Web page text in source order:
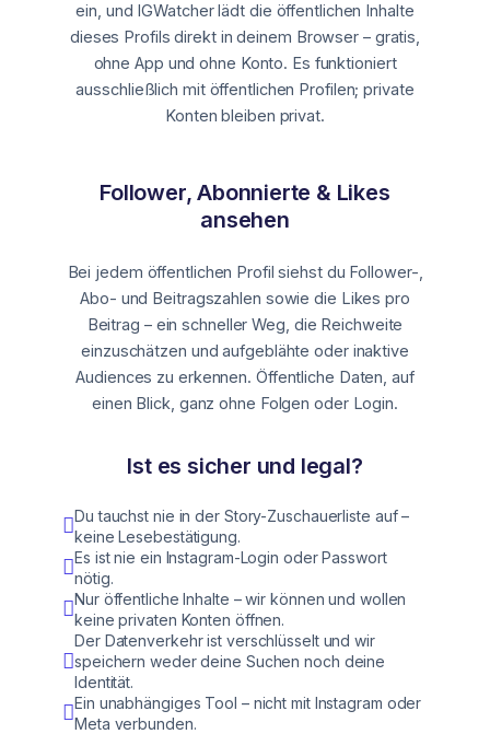
ein, und IGWatcher lädt die öffentlichen Inhalte
dieses Profils direkt in deinem Browser – gratis,
ohne App und ohne Konto. Es funktioniert
ausschließlich mit öffentlichen Profilen; private
Konten bleiben privat.
Follower, Abonnierte & Likes
ansehen
Bei jedem öffentlichen Profil siehst du Follower-,
Abo- und Beitragszahlen sowie die Likes pro
Beitrag – ein schneller Weg, die Reichweite
einzuschätzen und aufgeblähte oder inaktive
Audiences zu erkennen. Öffentliche Daten, auf
einen Blick, ganz ohne Folgen oder Login.
Ist es sicher und legal?
Du tauchst nie in der Story-Zuschauerliste auf –
keine Lesebestätigung.
Es ist nie ein Instagram-Login oder Passwort
nötig.
Nur öffentliche Inhalte – wir können und wollen
keine privaten Konten öffnen.
Der Datenverkehr ist verschlüsselt und wir
speichern weder deine Suchen noch deine
Identität.
Ein unabhängiges Tool – nicht mit Instagram oder
Meta verbunden.